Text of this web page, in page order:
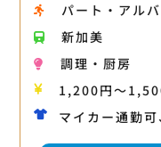
パート・アル
新加美
調理・厨房
1,200円〜
マイカー通勤